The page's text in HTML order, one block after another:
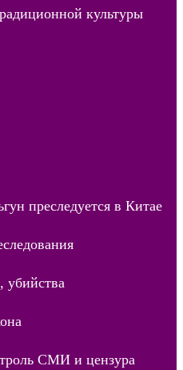
культуры
преследуется в Китае
убийства
СМИ и цензура